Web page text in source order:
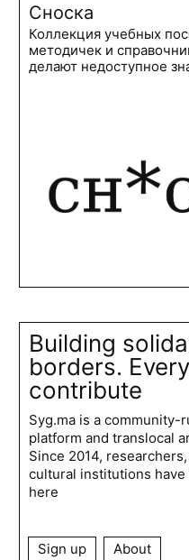
Сноска
Коллекция учебных
методичек и
делают недоступное
Building
borders.
contribute
Syg.ma is a community-
platform and translocal
Since 2014,
cultural institutions
here
Sign up About